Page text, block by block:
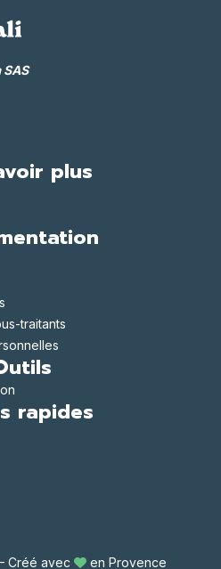
plus
traitants
rapides
Créé avec en Provence